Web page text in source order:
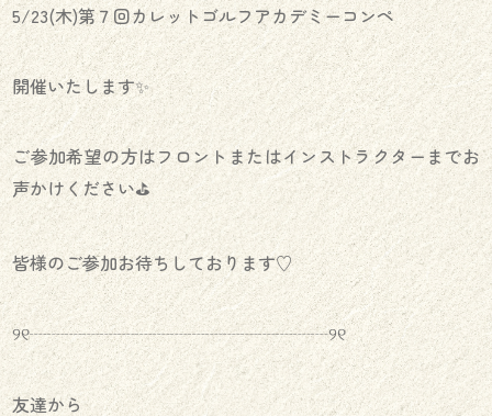
5/23(木)第７回カレットゴルフアカデミーコンペ
開催いたします✨
ご参加希望の方はフロントまたはインストラクターまでお
声かけください⛳️
皆様のご参加お待ちしております♡
୨୧┈┈┈┈┈┈┈┈┈┈┈┈┈┈┈┈┈୨୧
友達から